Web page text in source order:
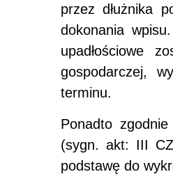
przez dłużnika
dokonania
upadłościowe
gospodarczej,
terminu.
Ponadto
(sygn. akt: III
podstawę do